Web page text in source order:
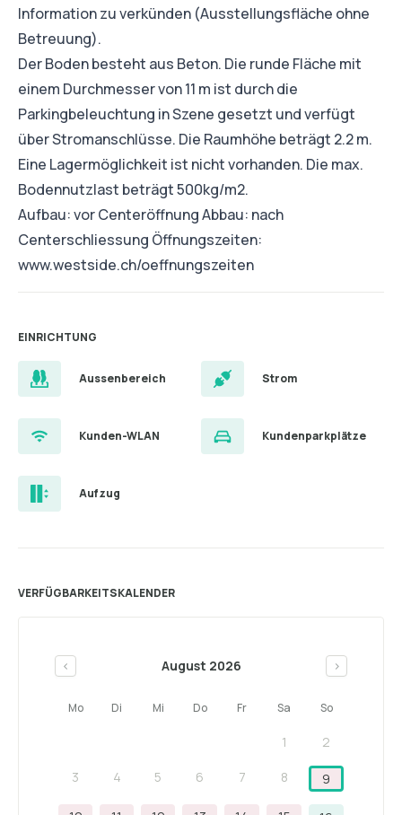
Information zu verkünden (Ausstellungsfläche ohne
Betreuung).
Der Boden besteht aus Beton. Die runde Fläche mit
einem Durchmesser von 11 m ist durch die
Parkingbeleuchtung in Szene gesetzt und verfügt
über Stromanschlüsse. Die Raumhöhe beträgt 2.2 m.
Eine Lagermöglichkeit ist nicht vorhanden. Die max.
Bodennutzlast beträgt 500kg/m2.
Aufbau: vor Centeröffnung Abbau: nach
Centerschliessung Öffnungszeiten:
www.westside.ch/oeffnungszeiten
EINRICHTUNG
Aussenbereich Strom
Kunden-WLAN Kundenparkplätze
Aufzug
VERFÜGBARKEITSKALENDER
< August 2026 >
Mo Di Mi Do Fr Sa So
1 2
3 4 5 6 7 8 9